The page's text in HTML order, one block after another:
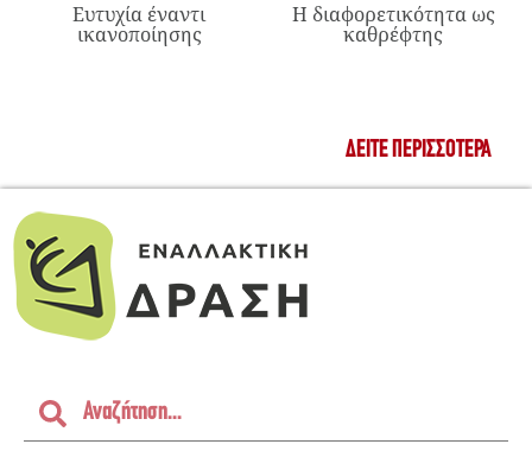
Ευτυχία έναντι
ικανοποίησης
Η διαφορετικότητα ως
καθρέφτης
ΔΕΊΤΕ ΠΕΡΙΣΣΌΤΕΡΑ